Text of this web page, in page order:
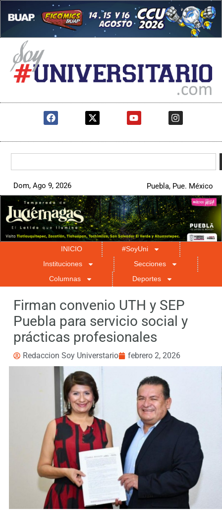
Dom, Ago 9, 2026 Puebla, Pue. México
INICIO
#SoyUni
Instituciones
Secciones
Columnas
Deportes
Firman convenio UTH y SEP
Puebla para servicio social y
prácticas profesionales
Redaccion Soy Universtario febrero 2, 2026